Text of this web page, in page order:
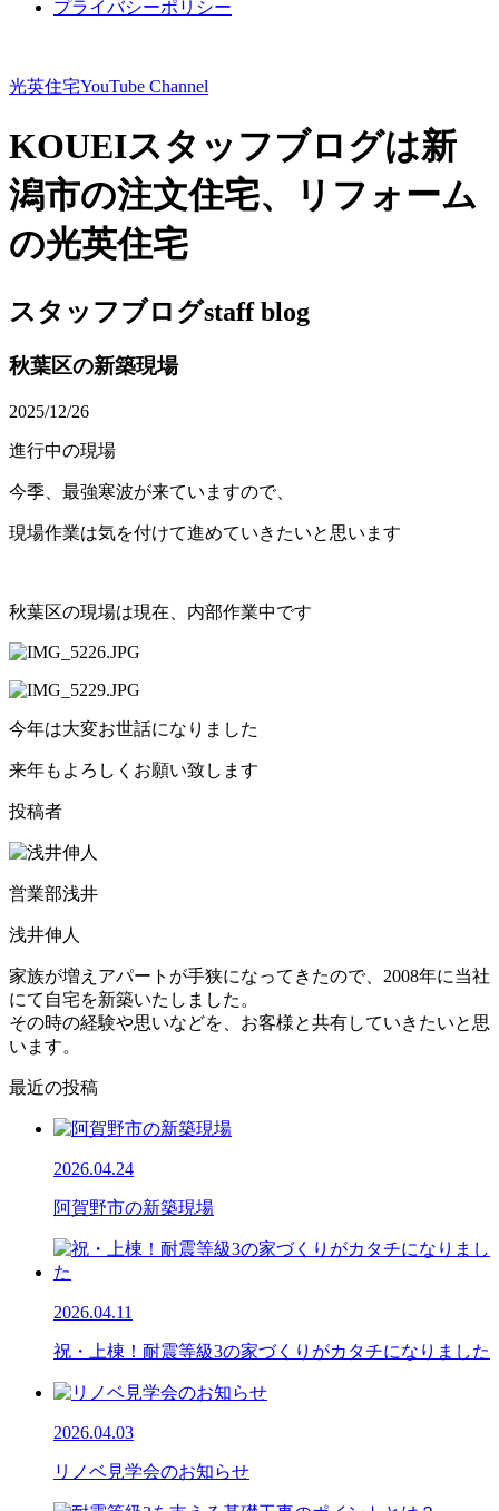
プライバシーポリシー
光英住宅YouTube Channel
KOUEIスタッフブログは新
潟市の注文住宅、リフォーム
の光英住宅
スタッフブログstaff blog
秋葉区の新築現場
2025/12/26
進行中の現場
今季、最強寒波が来ていますので、
現場作業は気を付けて進めていきたいと思います
秋葉区の現場は現在、内部作業中です
今年は大変お世話になりました
来年もよろしくお願い致します
投稿者
営業部浅井
浅井伸人
家族が増えアパートが手狭になってきたので、2008年に当社
にて自宅を新築いたしました。
その時の経験や思いなどを、お客様と共有していきたいと思
います。
最近の投稿
2026.04.24
阿賀野市の新築現場
2026.04.11
祝・上棟！耐震等級3の家づくりがカタチになりました
2026.04.03
リノベ見学会のお知らせ